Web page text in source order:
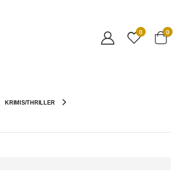
0 0
KRIMIS/THRILLER